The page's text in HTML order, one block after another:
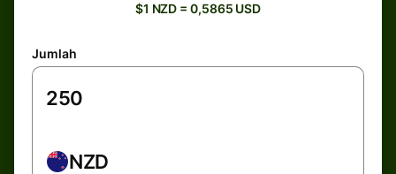
$1 NZD = 0,5865 USD
Jumlah
NZD